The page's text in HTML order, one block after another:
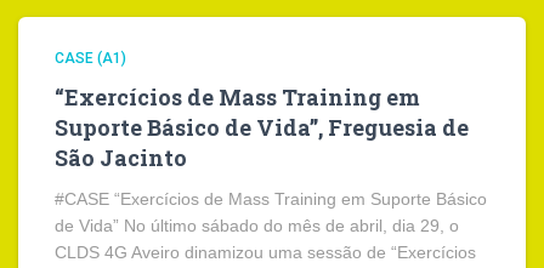
CASE (A1)
“Exercícios de Mass Training em
Suporte Básico de Vida”, Freguesia de
São Jacinto
#CASE “Exercícios de Mass Training em Suporte Básico
de Vida” No último sábado do mês de abril, dia 29, o
CLDS 4G Aveiro dinamizou uma sessão de “Exercícios